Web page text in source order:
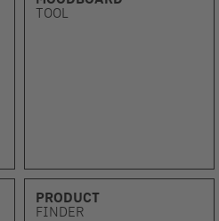
TOOL
PRODUCT
FINDER